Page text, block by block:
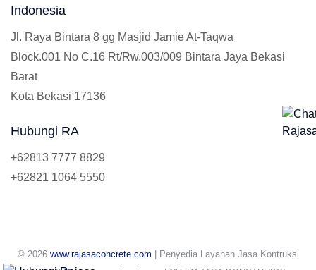
Indonesia
Jl. Raya Bintara 8 gg Masjid Jamie At-Taqwa
Block.001 No C.16 Rt/Rw.003/009 Bintara Jaya Bekasi
Barat
Kota Bekasi 17136
Hubungi RA
+62813 7777 8829
+62821 1064 5550
© 2026 www.rajasaconcrete.com | Penyedia Layanan Jasa Kontruksi